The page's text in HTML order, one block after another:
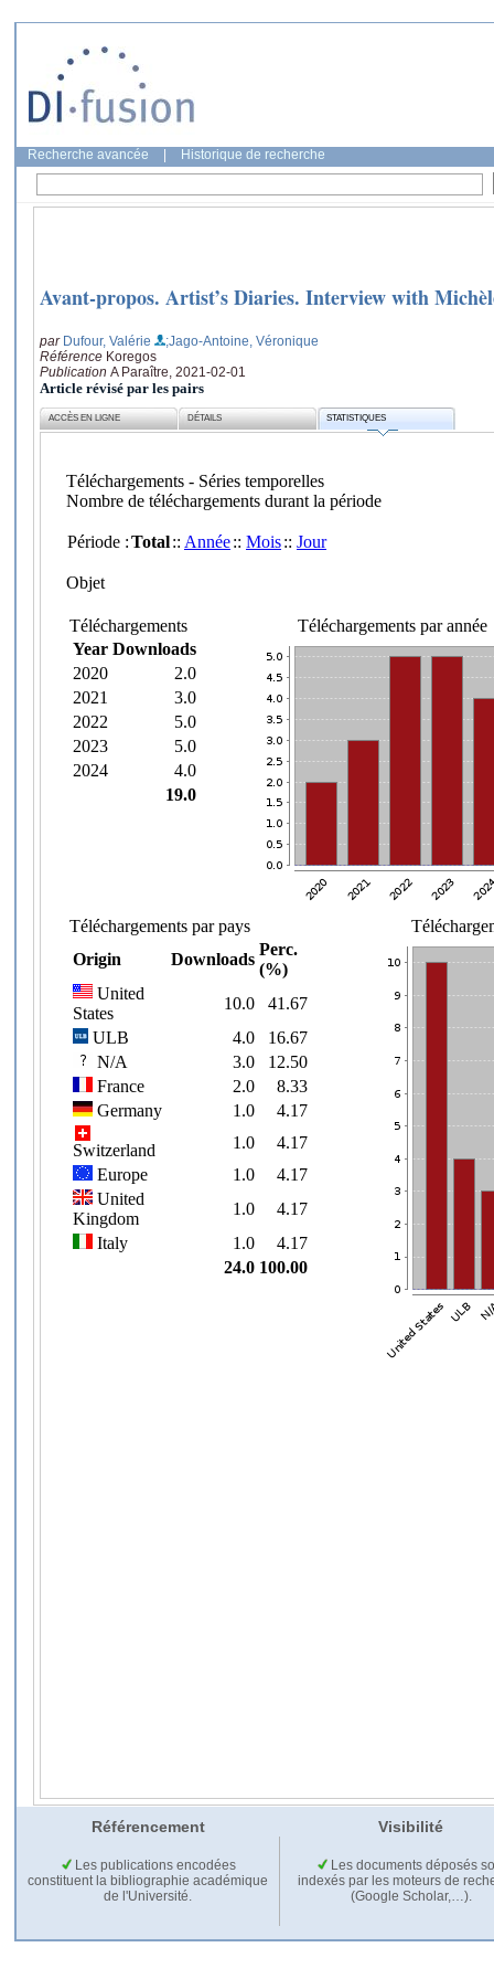
Recherche avancée Historique de recherche
Avant-propos. Artist’s Diaries. Interview with
par Dufour, Valérie
;Jago-Antoine, Véronique
Référence Koregos
Publication A Paraître, 2021-02-01
Article révisé par les pairs
ACCÈS EN LIGNE DÉTAILS STATISTIQUES
Référencement Visibilité
Les publications encodées
constituent la bibliographie académique
de l'Université.
Les documents déposés
indexés par les moteurs de
(Google Scholar,…).